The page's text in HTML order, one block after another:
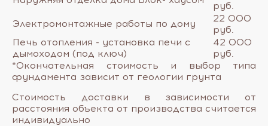
руб.
Электромонтажные работы по дому
22 000
руб.
Печь отопления - установка печи с
дымоходом (под ключ)
42 000
руб.
*Окончательная стоимость и выбор типа
фундамента зависит от геологии грунта
Стоимость доставки в зависимости от
расстояния объекта от производства считается
индивидуально​